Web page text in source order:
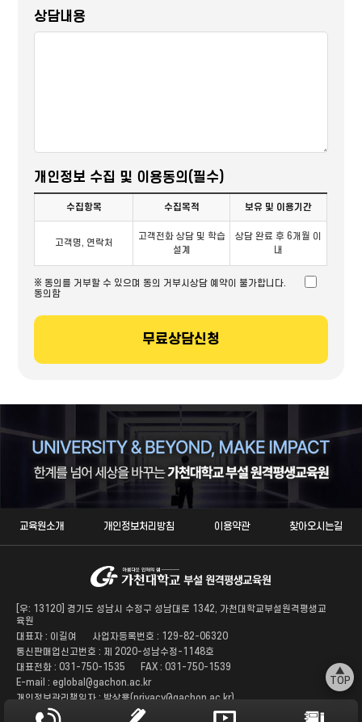
상담내용
개인정보 수집 및 이용동의(필수)
수집항목 수집목적 보유 및 이용기간
고객명, 연락처
고객전화 상담 및 학습
설계
상담 완료 후 6개월 이
내
※ 동의를 거부할 수 있으며 동의 거부시상담 예약이 불가합니다.
동의함
교육원소개 개인정보처리방침 이용약관 찾아오시는길
[우: 13120] 경기도 성남시 수정구 성남대로 1342, 가천대학교부설원격평생교
육원
대표자 : 이길여
사업자등록번호 : 129-82-06320
통신판매업신고번호 : 제 2020-성남수정-1148호
대표전화 : 031-750-1535
FAX : 031-750-1539
E-mail : eglobal@gachon.ac.kr
개인정보관리책임자 : 박상용(privacy@gachon.ac.kr)
▲
TOP